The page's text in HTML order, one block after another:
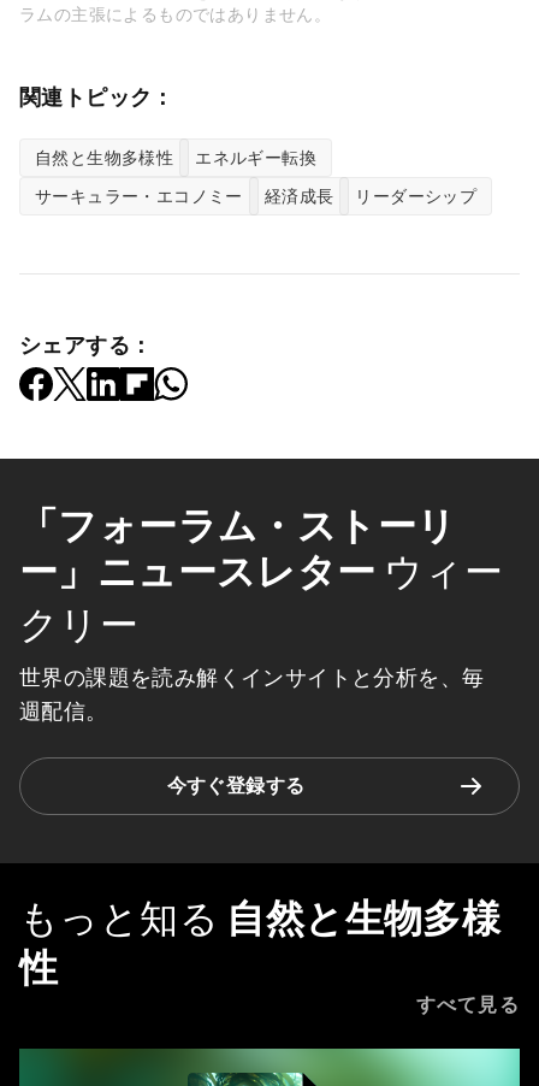
ラムの主張によるものではありません。
関連トピック：
自然と生物多様性
エネルギー転換
サーキュラー・エコノミー
経済成長 リーダーシップ
シェアする：
「フォーラム・ストーリ
ー」ニュースレター ウィー
クリー
世界の課題を読み解くインサイトと分析を、毎
週配信。
今すぐ登録する
もっと知る 自然と生物多様
性
すべて見る